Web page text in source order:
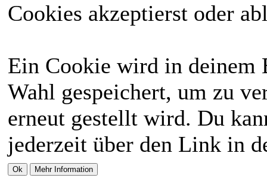
Cookies akzeptierst oder
Ein Cookie wird in deinem
Wahl gespeichert, um zu
erneut gestellt wird. Du
jederzeit über den Link in